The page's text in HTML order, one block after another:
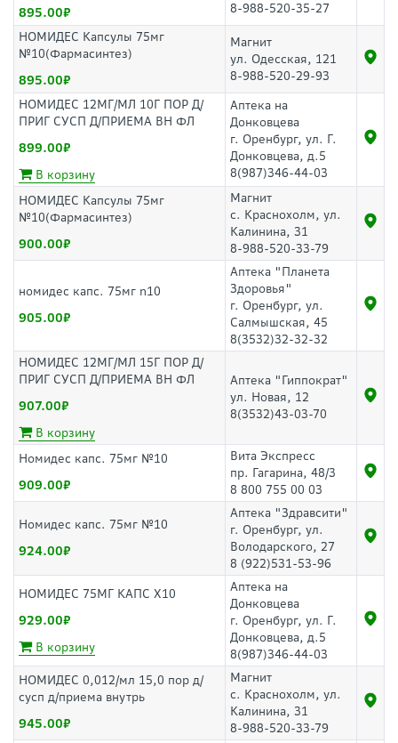
895.00
8-988-520-35-27
НОМИДЕС Капсулы 75мг
№10(Фармасинтез)
895.00
Магнит
ул. Одесская, 121
8-988-520-29-93
НОМИДЕС 12МГ/МЛ 10Г ПОР Д/
ПРИГ СУСП Д/ПРИЕМА ВН ФЛ
899.00
В корзину
Аптека на
Донковцева
г. Оренбург, ул. Г.
Донковцева, д.5
8(987)346-44-03
НОМИДЕС Капсулы 75мг
№10(Фармасинтез)
900.00
Магнит
с. Краснохолм, ул.
Калинина, 31
8-988-520-33-79
номидес капс. 75мг n10
905.00
Аптека "Планета
Здоровья"
г. Оренбург, ул.
Салмышская, 45
8(3532)32-32-32
НОМИДЕС 12МГ/МЛ 15Г ПОР Д/
ПРИГ СУСП Д/ПРИЕМА ВН ФЛ
907.00
В корзину
Аптека "Гиппократ"
ул. Новая, 12
8(3532)43-03-70
Номидес капс. 75мг №10
909.00
Вита Экспресс
пр. Гагарина, 48/3
8 800 755 00 03
Номидес капс. 75мг №10
924.00
Аптека "Здравсити"
г. Оренбург, ул.
Володарского, 27
8 (922)531-53-96
НОМИДЕС 75МГ КАПС Х10
929.00
В корзину
Аптека на
Донковцева
г. Оренбург, ул. Г.
Донковцева, д.5
8(987)346-44-03
НОМИДЕС 0,012/мл 15,0 пор д/
сусп д/приема внутрь
945.00
Магнит
с. Краснохолм, ул.
Калинина, 31
8-988-520-33-79